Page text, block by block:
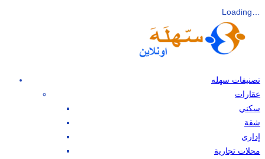
Loading…
تصنيفات سهله
عقارات
سكني
شقة
إدارى
محلات تجارية